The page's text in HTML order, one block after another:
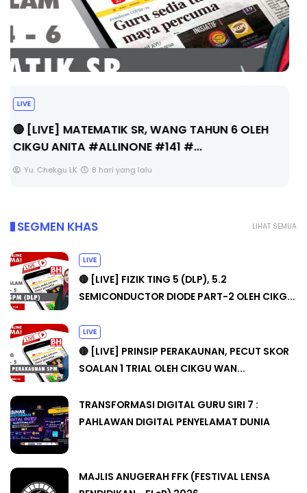
Sejarah Tingkatan 4
Unknown 8 hari yang lalu
LIHAT SEMUA
SEGMEN KHAS
LIVE
🔴 [LIVE] FIZIK TING 5 (DLP), 5.2
SEMICONDUCTOR DIODE PART-2 OLEH CIKG...
LIVE
🔴 [LIVE] PRINSIP PERAKAUNAN, PECUT SKOR
SOALAN 1 TRIAL OLEH CIKGU WAN...
TRANSFORMASI DIGITAL GURU SIRI 7 :
PAHLAWAN DIGITAL PENYELAMAT DUNIA
MAJLIS ANUGERAH FFK (FESTIVAL LENSA